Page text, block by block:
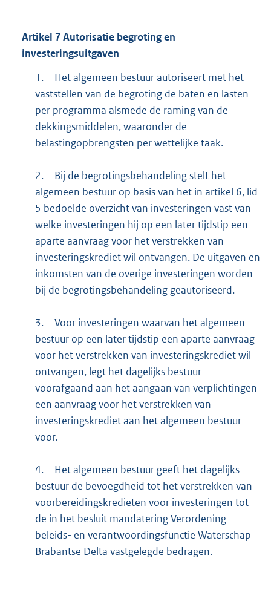
Artikel 7Autorisatie begroting en
investeringsuitgaven
1.
Het algemeen bestuur autoriseert met het
vaststellen van de begroting de baten en lasten
per programma alsmede de raming van de
dekkingsmiddelen, waaronder de
belastingopbrengsten per wettelijke taak.
2.
Bij de begrotingsbehandeling stelt het
algemeen bestuur op basis van het in artikel 6, lid
5 bedoelde overzicht van investeringen vast van
welke investeringen hij op een later tijdstip een
aparte aanvraag voor het verstrekken van
investeringskrediet wil ontvangen. De uitgaven en
inkomsten van de overige investeringen worden
bij de begrotingsbehandeling geautoriseerd.
3.
Voor investeringen waarvan het algemeen
bestuur op een later tijdstip een aparte aanvraag
voor het verstrekken van investeringskrediet wil
ontvangen, legt het dagelijks bestuur
voorafgaand aan het aangaan van verplichtingen
een aanvraag voor het verstrekken van
investeringskrediet aan het algemeen bestuur
voor.
4.
Het algemeen bestuur geeft het dagelijks
bestuur de bevoegdheid tot het verstrekken van
voorbereidingskredieten voor investeringen tot
de in het besluit mandatering Verordening
beleids- en verantwoordingsfunctie Waterschap
Brabantse Delta vastgelegde bedragen.